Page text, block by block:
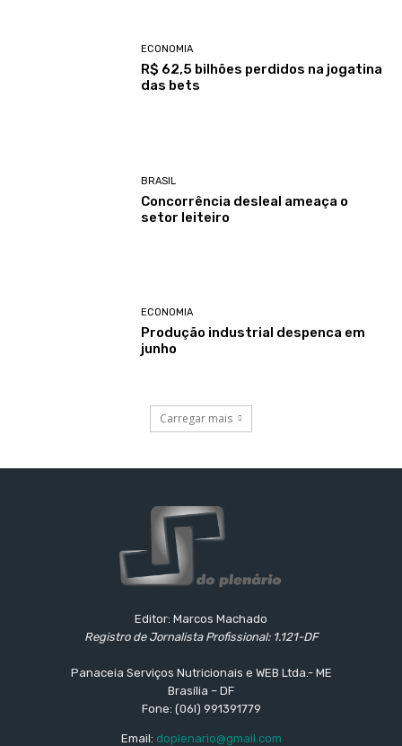
ECONOMIA
R$ 62,5 bilhões perdidos na jogatina
das bets
BRASIL
Concorrência desleal ameaça o
setor leiteiro
ECONOMIA
Produção industrial despenca em
junho
Carregar mais
Editor: Marcos Machado
Registro de Jornalista Profissional: 1.121-DF
Panaceia Serviços Nutricionais e WEB Ltda.- ME
Brasília – DF
Fone: (06l) 991391779
Email: doplenario@gmail.com